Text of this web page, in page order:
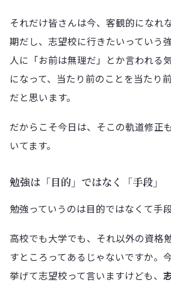
それだけ皆さんは今、客観的になれ
期だし、志望校に行きたいっていう
人に「お前は無理だ」とか言われる
になって、当たり前のことを当たり
だと思います。
だからこそ今日は、そこの軌道修正
いてます。
勉強は「目的」ではなく「手段」
勉強っていうのは目的ではなくて手
高校でも大学でも、それ以外の資格
すところってあるじゃないですか。
挙げて志望校って言いますけども、